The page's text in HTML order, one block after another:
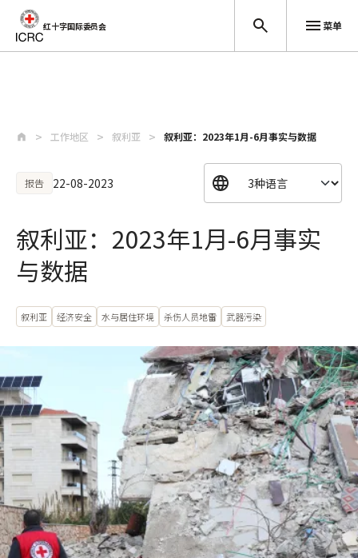
红十字国际委员会 菜单
工作地区 叙利亚 叙利亚：2023年1月-6月事实与数据
报告 22-08-2023
叙利亚：2023年1月-6月事实
与数据
叙利亚 经济安全 水与居住环境 杀伤人员地雷 武器污染